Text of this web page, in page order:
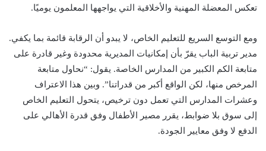
تعكس المعضلة المهنية والأخلاقية التي يواجهها المعلمون يوميًا.
ومع التوسع السريع للتعليم الخاص، لا يبدو أن الرقابة قائمة بما يكفي.
مدير تربية الباب يقرّ بأن إمكانيات المديرية محدودة وغير قادرة على
متابعة الكم الكبير من المدارس الخاصة. يقول: “نحاول متابعة
المرخص منها، لكن الواقع أكبر من قدراتنا”. وبين هذا الاعتراف
وعشرات المدارس التي تعمل دون ترخيص، يتحول التعليم الخاص
إلى سوق بلا ضوابط، يقرر مصير الأطفال وفق قدرة الأهالي على
الدفع لا وفق معايير الجودة.